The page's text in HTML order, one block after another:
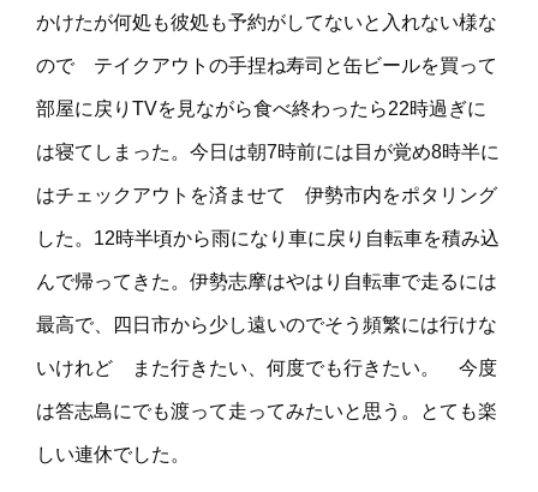
かけたが何処も彼処も予約がしてないと入れない様な
ので テイクアウトの手捏ね寿司と缶ビールを買って
部屋に戻りTVを見ながら食べ終わったら22時過ぎに
は寝てしまった。今日は朝7時前には目が覚め8時半に
はチェックアウトを済ませて 伊勢市内をポタリング
した。12時半頃から雨になり車に戻り自転車を積み込
んで帰ってきた。伊勢志摩はやはり自転車で走るには
最高で、四日市から少し遠いのでそう頻繁には行けな
いけれど また行きたい、何度でも行きたい。 今度
は答志島にでも渡って走ってみたいと思う。とても楽
しい連休でした。